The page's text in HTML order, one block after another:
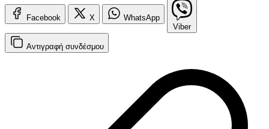
Facebook X
WhatsApp
Viber
Αντιγραφή συνδέσμου